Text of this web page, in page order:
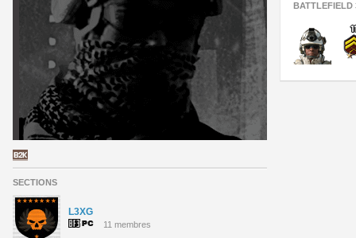
SECTIONS
L3XG
11 membres
BATTLEFIELD